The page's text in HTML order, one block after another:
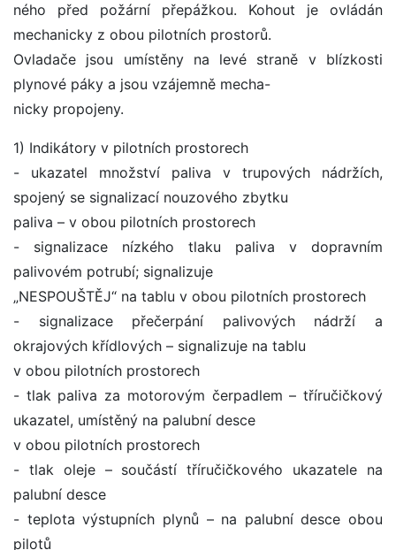
ného před požární přepážkou. Kohout je ovládán
mechanicky z obou pilotních prostorů.
Ovladače jsou umístěny na levé straně v blízkosti
plynové páky a jsou vzájemně mecha-
nicky propojeny.
1) Indikátory v pilotních prostorech
- ukazatel množství paliva v trupových nádržích,
spojený se signalizací nouzového zbytku
paliva – v obou pilotních prostorech
- signalizace nízkého tlaku paliva v dopravním
palivovém potrubí; signalizuje
„NESPOUŠTĚJ“ na tablu v obou pilotních prostorech
- signalizace přečerpání palivových nádrží a
okrajových křídlových – signalizuje na tablu
v obou pilotních prostorech
- tlak paliva za motorovým čerpadlem – tříručičkový
ukazatel, umístěný na palubní desce
v obou pilotních prostorech
- tlak oleje – součástí tříručičkového ukazatele na
palubní desce
- teplota výstupních plynů – na palubní desce obou
pilotů